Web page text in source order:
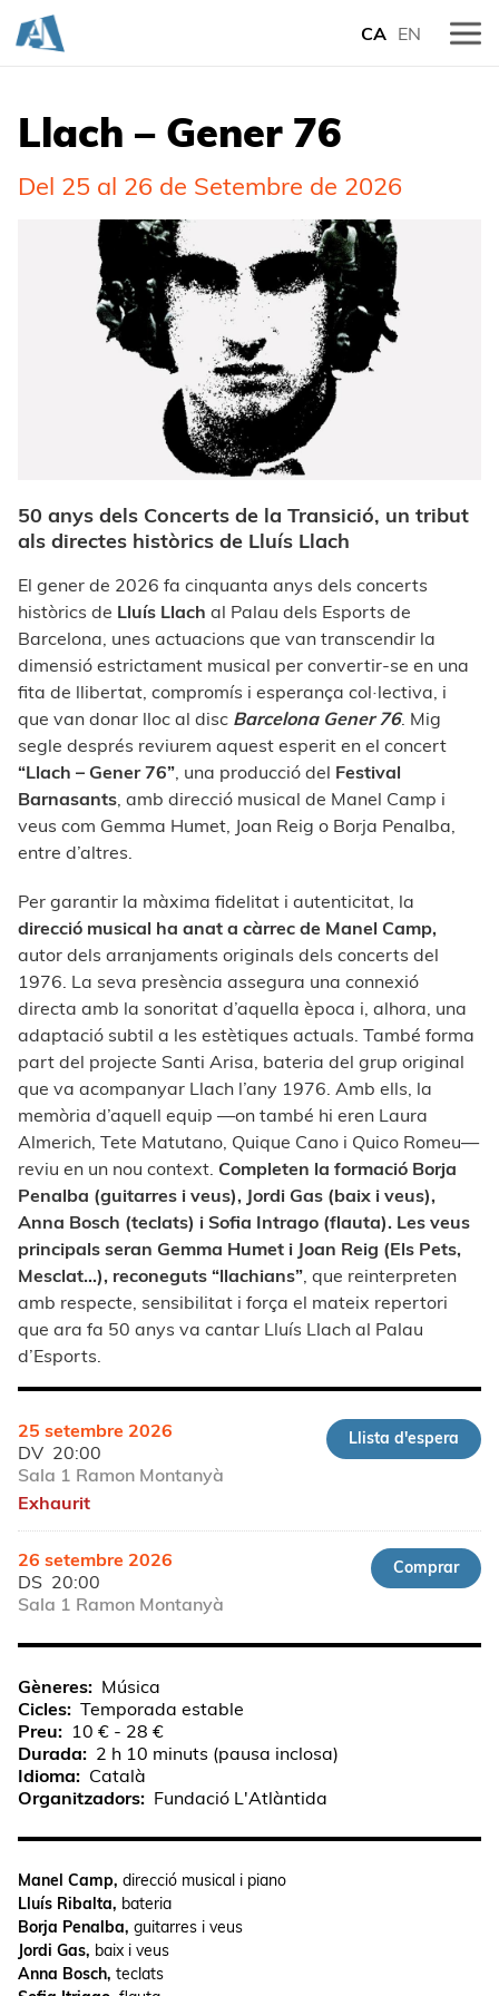
CA EN
Llach – Gener 76
Del 25 al 26 de Setembre de 2026
50 anys dels Concerts de la Transició, un tribut
als directes històrics de Lluís Llach
El gener de 2026 fa cinquanta anys dels concerts
històrics de Lluís Llach al Palau dels Esports de
Barcelona, unes actuacions que van transcendir la
dimensió estrictament musical per convertir-se en una
fita de llibertat, compromís i esperança col·lectiva, i
que van donar lloc al disc Barcelona Gener 76. Mig
segle després reviurem aquest esperit en el concert
“Llach ­– Gener 76” , una producció del Festival
Barnasants , amb direcció musical de Manel Camp i
veus com Gemma Humet, Joan Reig o Borja Penalba,
entre d’altres.
Per garantir la màxima fidelitat i autenticitat, la
direcció musical ha anat a càrrec de Manel Camp,
autor dels arranjaments originals dels concerts del
1976. La seva presència assegura una connexió
directa amb la sonoritat d’aquella època i, alhora, una
adaptació subtil a les estètiques actuals. També forma
part del projecte Santi Arisa, bateria del grup original
que va acompanyar Llach l’any 1976. Amb ells, la
memòria d’aquell equip —on també hi eren Laura
Almerich, Tete Matutano, Quique Cano i Quico Romeu—
reviu en un nou context. Completen la formació Borja
Penalba (guitarres i veus), Jordi Gas (baix i veus),
Anna Bosch (teclats) i Sofia Intrago (flauta). Les veus
principals seran Gemma Humet i Joan Reig (Els Pets,
Mesclat...), reconeguts “llachians” , que reinterpreten
amb respecte, sensibilitat i força el mateix repertori
que ara fa 50 anys va cantar Lluís Llach al Palau
d’Esports.
25 setembre 2026
DV 20:00
Sala 1 Ramon Montanyà
Exhaurit
Llista d'espera
26 setembre 2026
DS 20:00
Sala 1 Ramon Montanyà
Comprar
Gèneres
Música
Cicles Temporada estable
Preu
10 € - 28 €
Durada
2 h 10 minuts (pausa inclosa)
Idioma
Català
Organitzadors
Fundació L'Atlàntida
Manel Camp, direcció musical i piano
Lluís Ribalta, bateria
Borja Penalba, guitarres i veus
Jordi Gas, baix i veus
Anna Bosch, teclats